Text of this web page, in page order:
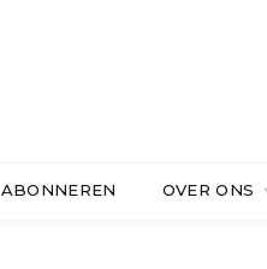
ABONNEREN OVER ONS